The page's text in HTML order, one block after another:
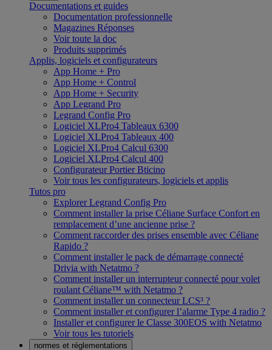
Documentations et guides
Documentation professionnelle
Magazines Réponses
Voir toute la doc
Produits supprimés
Applis, logiciels et configurateurs
App Home + Pro
App Home + Control
App Home + Security
App Legrand Pro
Legrand Config Pro
Logiciel XLPro4 Tableaux 6300
Logiciel XLPro4 Tableaux 400
Logiciel XLPro4 Calcul 6300
Logiciel XLPro4 Calcul 400
Configurateur Portier Bticino
Voir tous les configurateurs, logiciels et applis
Tutos pro
Explorer Legrand Config Pro
Comment installer la prise Céliane Surface Confort en
remplacement d’une ancienne prise ?
Comment raccorder des prises ensemble avec Céliane
Rapido ?
Comment installer le pack de démarrage connecté
Drivia with Netatmo ?
Comment installer un interrupteur connecté pour volet
roulant Céliane™ with Netatmo ?
Comment installer un connecteur LCS³ ?
Comment installer et configurer l’alarme Type 4 radio ?
Installer et configurer le Classe 300EOS with Netatmo
Voir tous les tutoriels
normes et réglementations